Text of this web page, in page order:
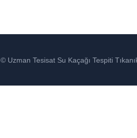
© Uzman Tesisat Su Kaçağı Tespiti